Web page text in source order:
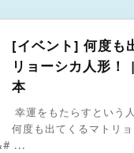
[イベント] 何度も
リョーシカ人形！
本
幸運をもたらすという
何度も出てくるマトリ
...